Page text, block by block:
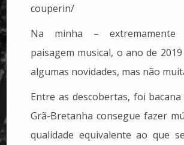
couperin/
Na minha – extremamente
paisagem musical, o ano de
algumas novidades, mas não
Entre as descobertas, foi
Grã-Bretanha consegue fazer
qualidade equivalente ao que